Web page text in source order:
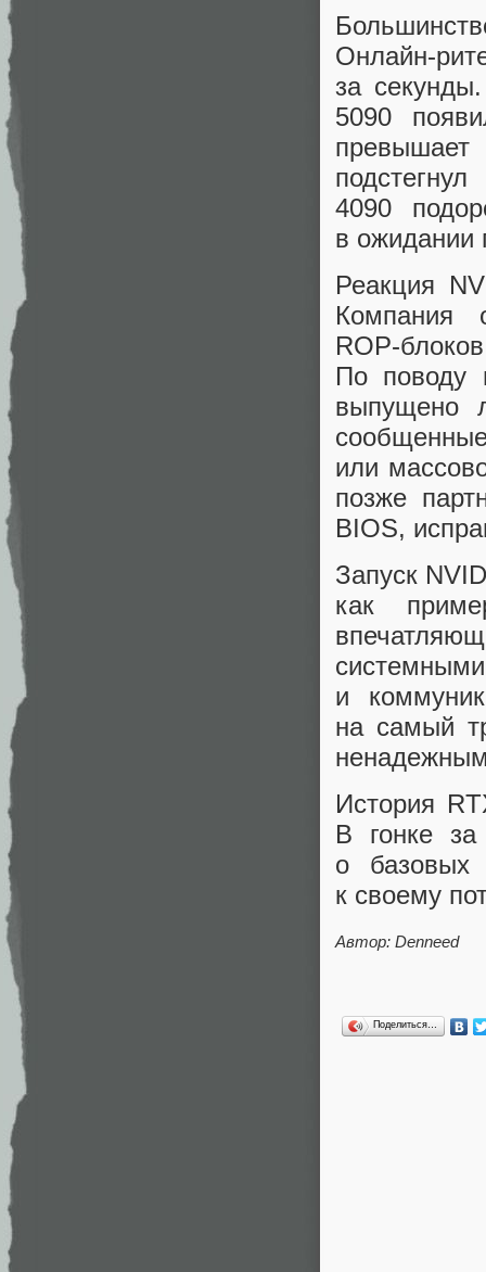
за
5090
4090
в ожидании
Реакция
Компания
По поводу
выпущено
или
позже
BIOS,
Запуск
как
и
на самый
История
В гонке за
о базовых
к своему
Автор: Denneed
Поделиться…